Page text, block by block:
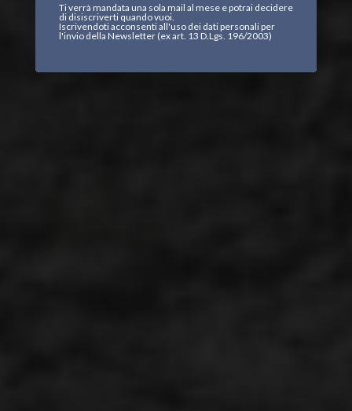
Ti verrà mandata una sola mail al mese e potrai decidere
di disiscriverti quando vuoi.
Iscrivendoti acconsenti all'uso dei dati personali per
l'invio della Newsletter (ex art. 13 D.Lgs. 196/2003)